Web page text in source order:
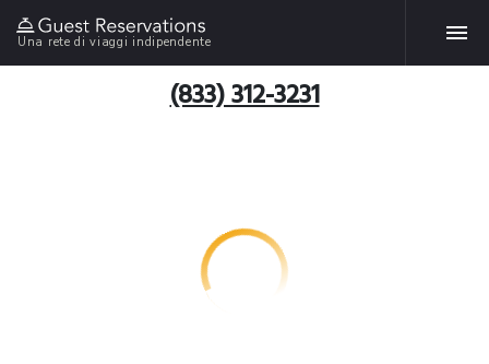
Una rete di viaggi indipendente
(833) 312-3231